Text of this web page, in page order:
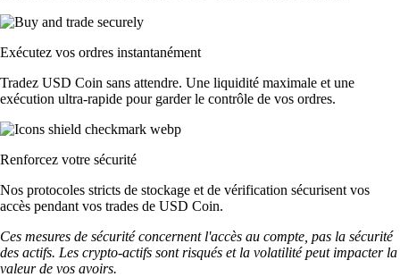
Exécutez vos ordres instantanément
Tradez USD Coin sans attendre. Une liquidité maximale et une
exécution ultra-rapide pour garder le contrôle de vos ordres.
Renforcez votre sécurité
Nos protocoles stricts de stockage et de vérification sécurisent vos
accès pendant vos trades de USD Coin.
Ces mesures de sécurité concernent l'accès au compte, pas la sécurité
des actifs. Les crypto-actifs sont risqués et la volatilité peut impacter la
valeur de vos avoirs.